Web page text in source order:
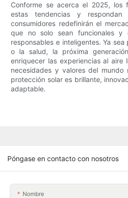
Conforme se acerca el 2025, los
estas tendencias y
consumidores redefinirán el
que no solo sean funcionales y
responsables e inteligentes. Ya
o la salud, la próxima
enriquecer las experiencias al aire
necesidades y valores del mundo
protección solar es brillante,
adaptable.
Póngase en contacto con nosotros
Nombre